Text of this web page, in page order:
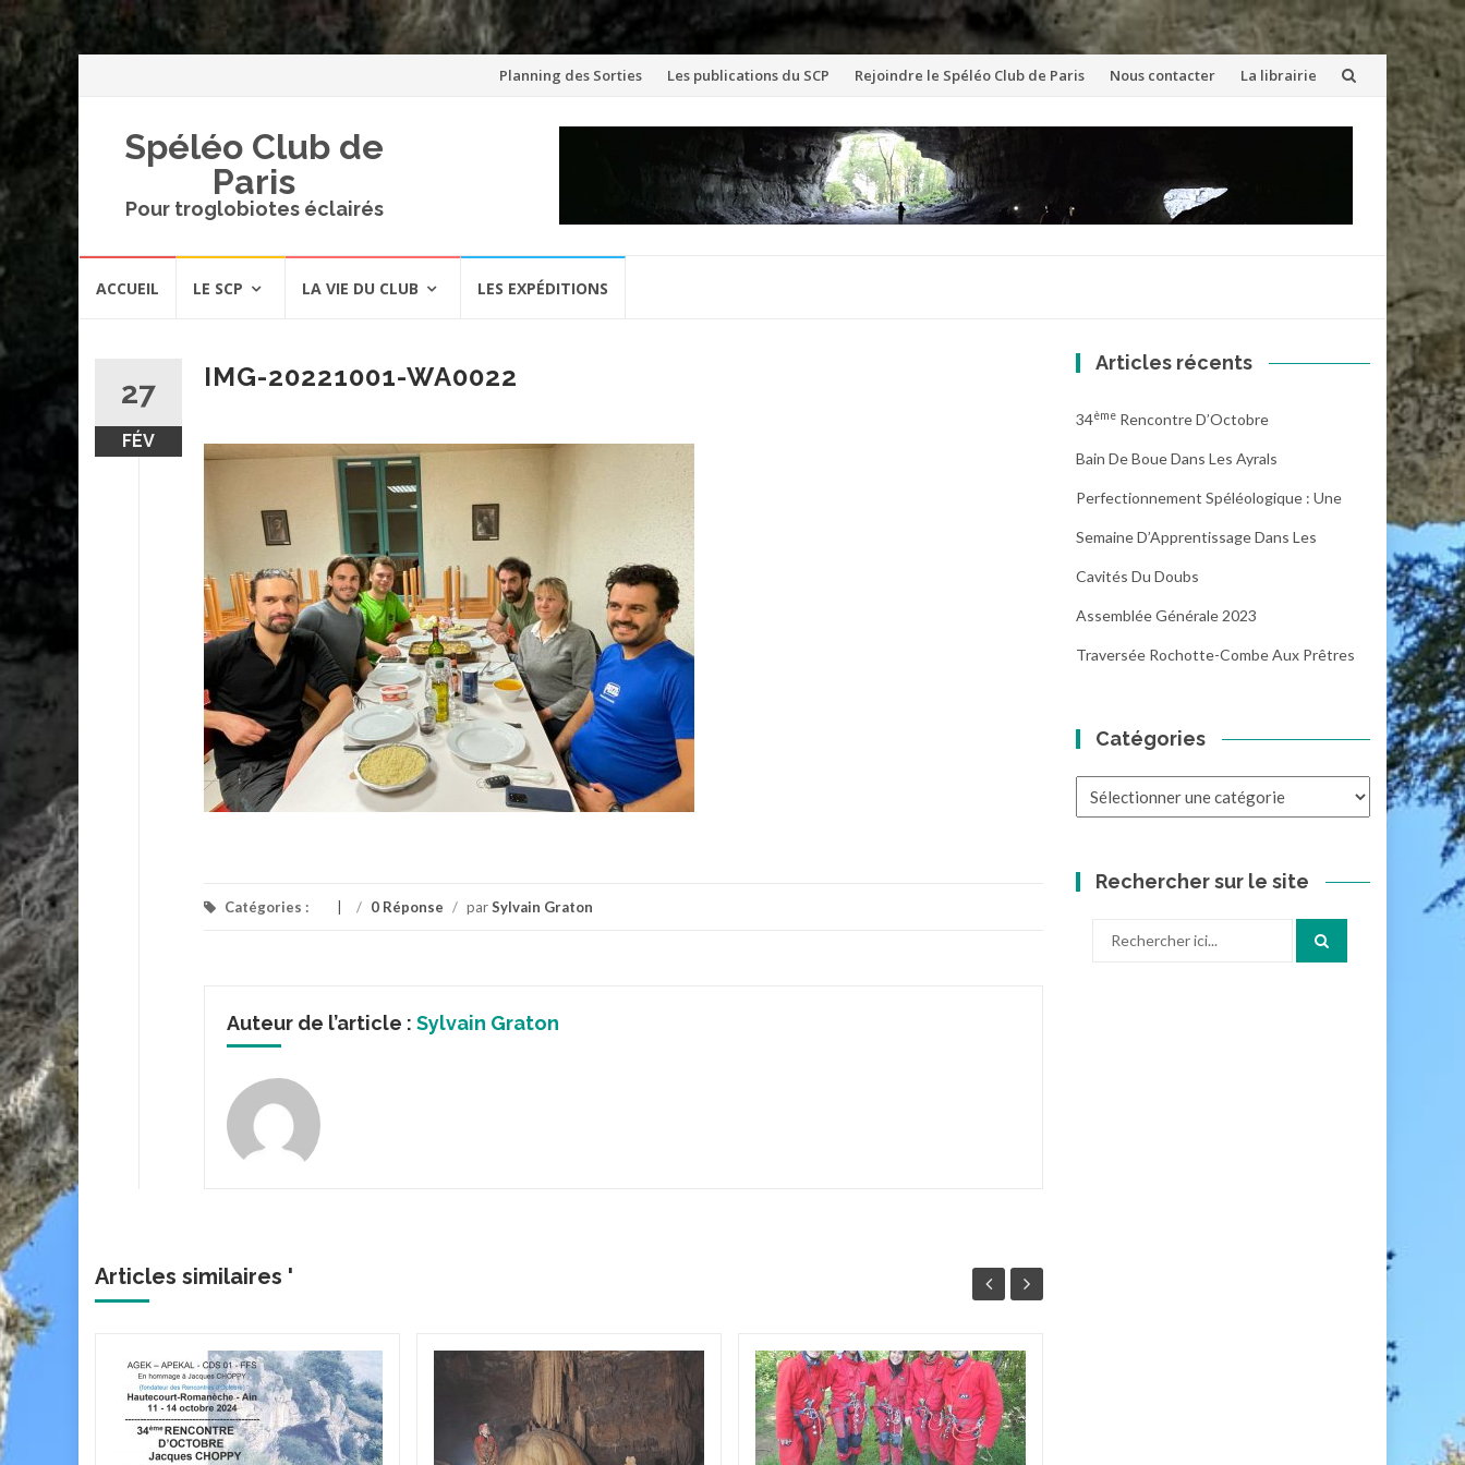
Aller
Planning des Sorties Les publications du SCP Rejoindre le Spéléo Club de Paris Nous contacter La librairie
Spéléo Club de
Paris
Pour troglobiotes éclairés
ACCUEIL LE SCP LA VIE DU CLUB LES EXPÉDITIONS
27
FÉV
IMG-20221001-WA0022
Catégories : / 0 Réponse / parSylvain Graton
Auteur de l’article : Sylvain Graton
Articles similaires '
- 18
Articles récents
34Ème Rencontre D’Octobre
Bain De Boue Dans Les Ayrals
Perfectionnement Spéléologique : Une
Semaine D’Apprentissage Dans Les
Cavités Du Doubs
Assemblée Générale 2023
Traversée Rochotte-Combe Aux Prêtres
Catégories
Rechercher sur le site